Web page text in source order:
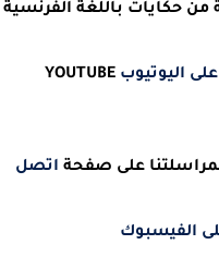
حكايات باللغة الفرنسية
على اليوتيوب
على صفحة اتصل
الفيسبوك